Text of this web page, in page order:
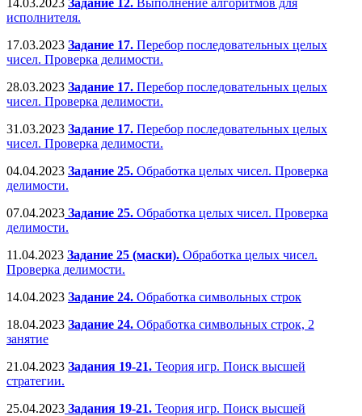
исполнителя.
17.03.2023 Задание 17. Перебор последовательных целых
чисел. Проверка делимости.
28.03.2023 Задание 17. Перебор последовательных целых
чисел. Проверка делимости.
31.03.2023 Задание 17. Перебор последовательных целых
чисел. Проверка делимости.
04.04.2023 Задание 25. Обработка целых чисел. Проверка
делимости.
07.04.2023 Задание 25. Обработка целых чисел. Проверка
делимости.
11.04.2023 Задание 25 (маски). Обработка целых чисел.
Проверка делимости.
14.04.2023 Задание 24. Обработка символьных строк
18.04.2023 Задание 24. Обработка символьных строк, 2
занятие
21.04.2023 Задания 19-21. Теория игр. Поиск высшей
стратегии.
25.04.2023 Задания 19-21. Теория игр. Поиск высшей